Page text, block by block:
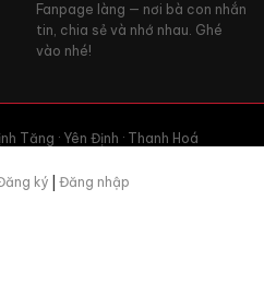
Fanpage làng — nơi bà con nhắn
tin, chia sẻ và nhớ nhau. Ghé
vào nhé!
Tăng · Yên Định · Thanh Hoá
ký Đăng nhập